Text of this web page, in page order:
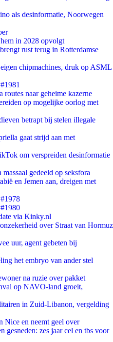
als desinformatie, Noorwegen
in 2028 opvolgt
rust terug in Rotterdamse
chipmachines, druk op ASML
naar geheime kazerne
op mogelijke oorlog met
betrapt bij stelen illegale
gaat strijd aan met
om verspreiden desinformatie
gedeeld op seksfora
en Jemen aan, dreigen met
via Kinky.nl
over Straat van Hormuz
uur, agent gebeten bij
het embryo van ander stel
na ruzie over pakket
op NAVO-land groeit,
in Zuid-Libanon, vergelding
Nice en neemt geel over
gesneden: zes jaar cel en tbs voor